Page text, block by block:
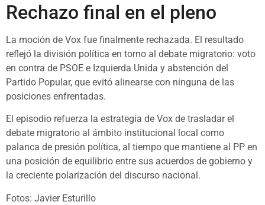
Rechazo final en el pleno
La moción de Vox fue finalmente rechazada. El resultado
reflejó la división política en torno al debate migratorio: voto
en contra de PSOE e Izquierda Unida y abstención del
Partido Popular, que evitó alinearse con ninguna de las
posiciones enfrentadas.
El episodio refuerza la estrategia de Vox de trasladar el
debate migratorio al ámbito institucional local como
palanca de presión política, al tiempo que mantiene al PP en
una posición de equilibrio entre sus acuerdos de gobierno y
la creciente polarización del discurso nacional.
Fotos: Javier Esturillo